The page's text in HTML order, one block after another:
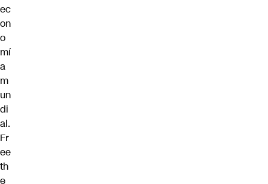
ec
on
o
mí
a
m
un
di
al.
Fr
ee
th
e